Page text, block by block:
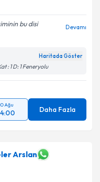
bu disi
Devamı
Haritada Göster
: 1 D: 1 Feneryolu
Ağu
Daha Fazla
Arslan